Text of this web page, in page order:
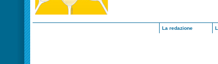
La redazione